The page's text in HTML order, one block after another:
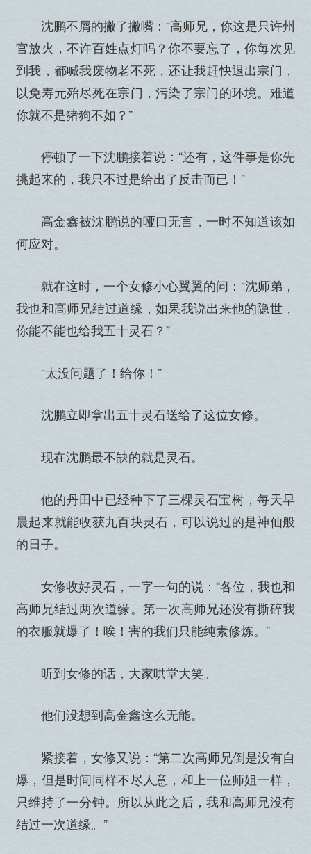
沈鹏不屑的撇了撇嘴：“高师兄，你这是只许州
官放火，不许百姓点灯吗？你不要忘了，你每次见
到我，都喊我废物老不死，还让我赶快退出宗门，
以免寿元殆尽死在宗门，污染了宗门的环境。难道
你就不是猪狗不如？”
停顿了一下沈鹏接着说：“还有，这件事是你先
挑起来的，我只不过是给出了反击而已！”
高金鑫被沈鹏说的哑口无言，一时不知道该如
何应对。
就在这时，一个女修小心翼翼的问：“沈师弟，
我也和高师兄结过道缘，如果我说出来他的隐世，
你能不能也给我五十灵石？”
“太没问题了！给你！”
沈鹏立即拿出五十灵石送给了这位女修。
现在沈鹏最不缺的就是灵石。
他的丹田中已经种下了三棵灵石宝树，每天早
晨起来就能收获九百块灵石，可以说过的是神仙般
的日子。
女修收好灵石，一字一句的说：“各位，我也和
高师兄结过两次道缘。第一次高师兄还没有撕碎我
的衣服就爆了！唉！害的我们只能纯素修炼。”
听到女修的话，大家哄堂大笑。
他们没想到高金鑫这么无能。
紧接着，女修又说：“第二次高师兄倒是没有自
爆，但是时间同样不尽人意，和上一位师姐一样，
只维持了一分钟。所以从此之后，我和高师兄没有
结过一次道缘。”